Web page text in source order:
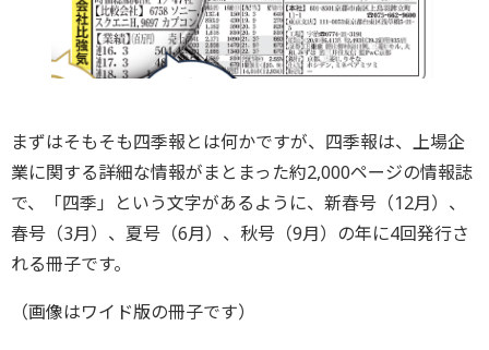
まずはそもそも四季報とは何かですが、四季報は、上場企
業に関する詳細な情報がまとまった約2,000ページの情報誌
で、「四季」という文字があるように、新春号（12月）、
春号（3月）、夏号（6月）、秋号（9月）の年に4回発行さ
れる冊子です。
（画像はワイド版の冊子です）